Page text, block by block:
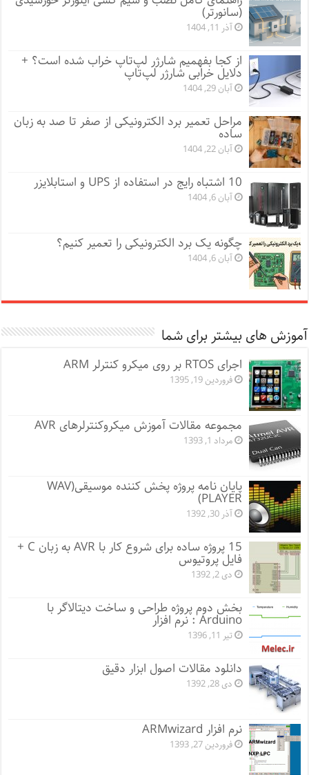
(سانورتر)
آذر 11, 1404
از کجا بفهمیم شارژر لپ‌تاپ خراب شده است؟ +
دلایل خرابی شارژر لپ‌تاپ
آبان 29, 1404
مراحل تعمیر برد الکترونیکی از صفر تا صد به زبان
ساده
آبان 22, 1404
10 اشتباه رایج در استفاده از UPS و استابلایزر
آبان 6, 1404
چگونه یک برد الکترونیکی را تعمیر کنیم؟
آبان 6, 1404
آموزش های بیشتر برای شما
اجرای RTOS بر روی میکرو کنترلر ARM
فروردین 19, 1395
مجموعه مقالات آموزش میکروکنترلرهای AVR
مرداد 1, 1393
پایان نامه پروژه پخش کننده موسیقی(WAV
PLAYER)
آذر 30, 1392
15 پروژه ساده برای شروع کار با AVR به زبان C +
فایل پروتیوس
دی 2, 1392
بخش دوم پروژه طراحی و ساخت دیتالاگر با
Arduino : نرم افزار
تیر 11, 1396
دانلود مقالات اصول ابزار دقیق
دی 28, 1392
نرم افزار ARMwizard
فروردین 27, 1393